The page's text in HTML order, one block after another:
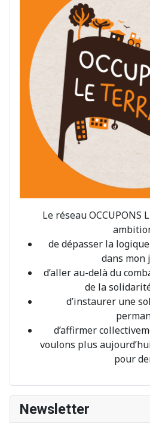
Le réseau OCCUPONS
de dépasser la
dans mon
d’aller au-delà du
de la
d’instaurer une
d’affirmer
voulons plus
pour
Newsletter